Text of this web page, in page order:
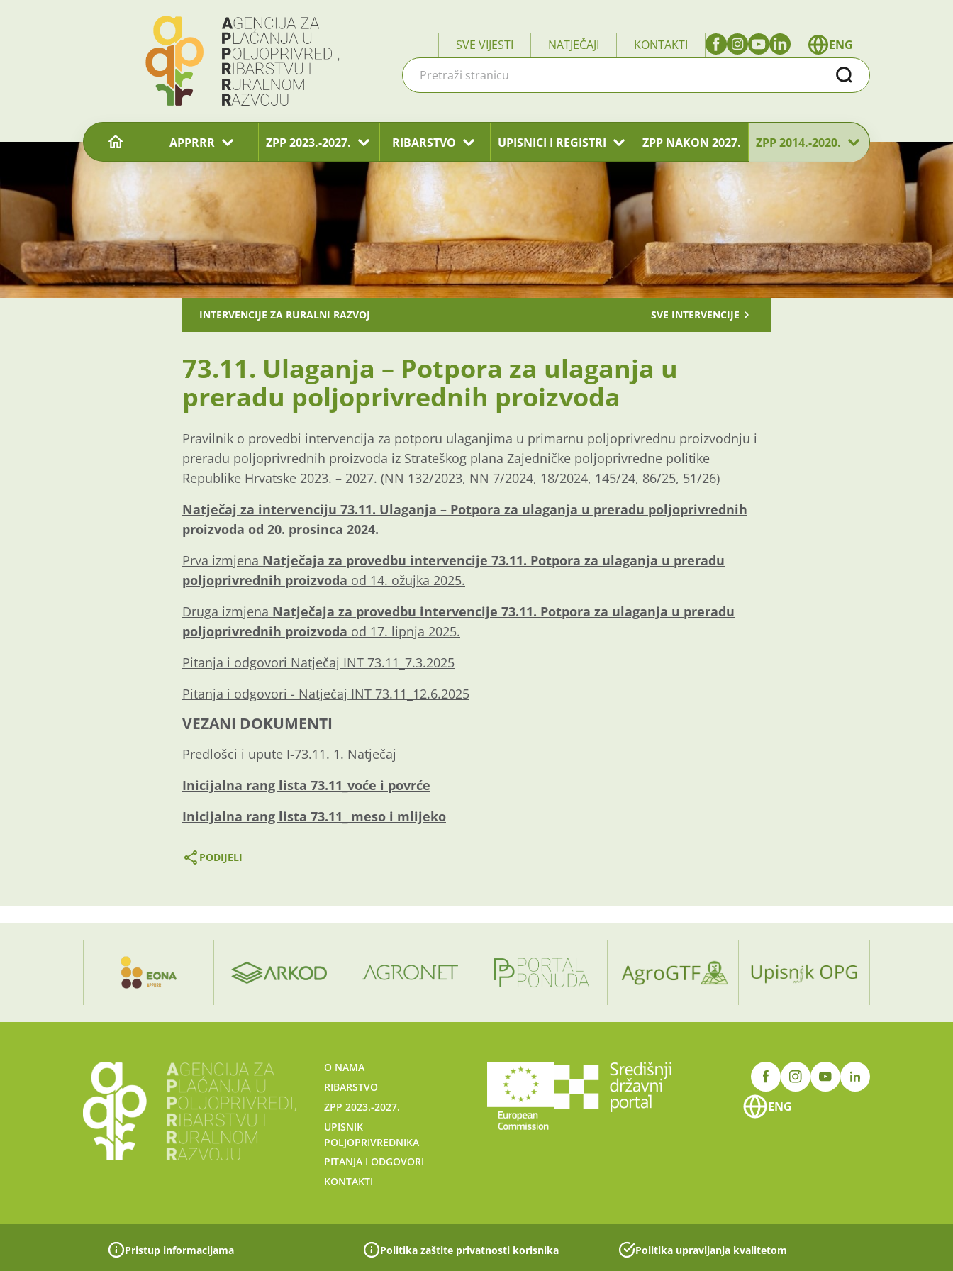
SVE VIJESTI NATJEČAJI KONTAKTI
ENG
Traži
APPRRR ZPP 2023.-2027. RIBARSTVO UPISNICI I REGISTRI ZPP NAKON 2027. ZPP 2014.-2020.
INTERVENCIJE ZA RURALNI RAZVOJ SVE INTERVENCIJE
73.11. Ulaganja – Potpora za ulaganja u
preradu poljoprivrednih proizvoda
Pravilnik o provedbi intervencija za potporu ulaganjima u primarnu poljoprivrednu proizvodnju i
preradu poljoprivrednih proizvoda iz Strateškog plana Zajedničke poljoprivredne politike
Republike Hrvatske 2023. – 2027. (NN 132/2023, NN 7/2024, 18/2024, 145/24, 86/25, 51/26)
Natječaj za intervenciju 73.11. Ulaganja – Potpora za ulaganja u preradu poljoprivrednih
proizvoda od 20. prosinca 2024.
Prva izmjena Natječaja za provedbu intervencije 73.11. Potpora za ulaganja u preradu
poljoprivrednih proizvoda od 14. ožujka 2025.
Druga izmjena Natječaja za provedbu intervencije 73.11. Potpora za ulaganja u preradu
poljoprivrednih proizvoda od 17. lipnja 2025.
Pitanja i odgovori Natječaj INT 73.11_7.3.2025
Pitanja i odgovori - Natječaj INT 73.11_12.6.2025
VEZANI DOKUMENTI
Predlošci i upute I-73.11. 1. Natječaj
Inicijalna rang lista 73.11_voće i povrće
Inicijalna rang lista 73.11_ meso i mlijeko
PODIJELI
O NAMA
RIBARSTVO
ZPP 2023.-2027.
UPISNIK
POLJOPRIVREDNIKA
PITANJA I ODGOVORI
KONTAKTI
ENG
Pristup informacijama Politika zaštite privatnosti korisnika Politika upravljanja kvalitetom